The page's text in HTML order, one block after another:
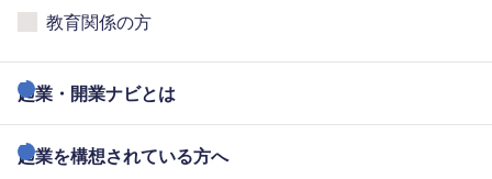
教育関係の方
起業・開業ナビとは
起業を構想されている方へ